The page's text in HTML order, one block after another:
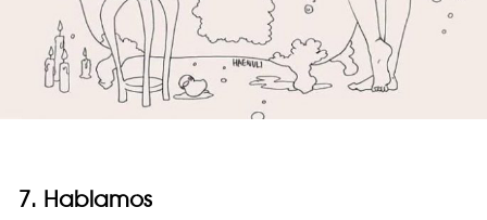
7. Hablamos